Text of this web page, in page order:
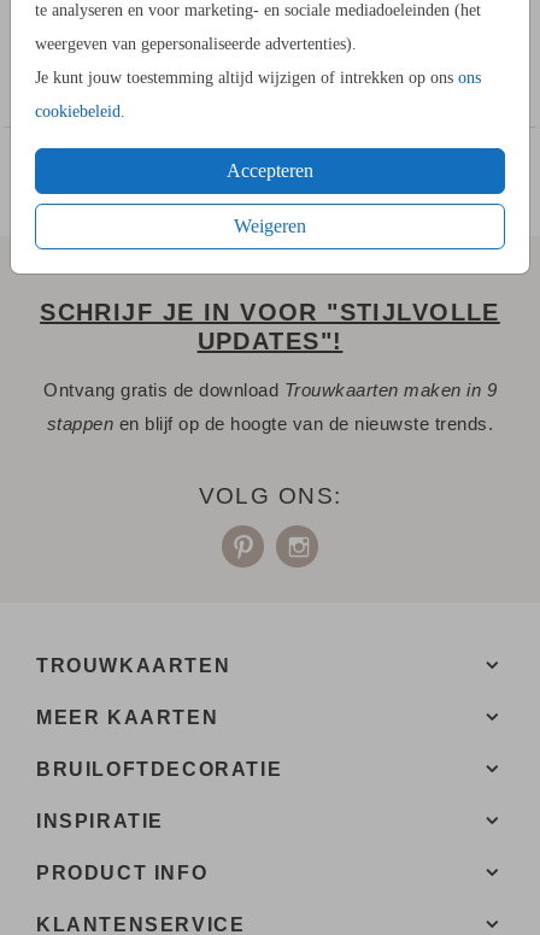
te analyseren en voor marketing- en sociale mediadoeleinden (het
weergeven van gepersonaliseerde advertenties).
Je kunt jouw toestemming altijd wijzigen of intrekken op ons ons
cookiebeleid.
Accepteren
Weigeren
nodigen op jullie jubileumfeest. Dit is een klassieke
jubileumkaart met krans van bloemen. Sommige teksten
worden in zilverfolie gedrukt, wat een glimmend laagje op de
kaart geeft. Om deze kaart strik je een
deze los bij de kaart.
Toon meer
SCHRIJF JE IN VOOR "STIJLVOLLE
UPDATES"!
Ontvang gratis de download Trouwkaarten maken in 9
stappen en blijf op de hoogte van de nieuwste trends.
VOLG ONS:
TROUWKAARTEN
MEER KAARTEN
BRUILOFTDECORATIE
INSPIRATIE
PRODUCT INFO
KLANTENSERVICE